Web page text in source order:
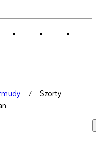
Szorty